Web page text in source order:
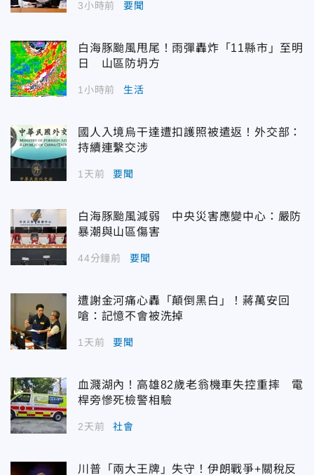
3小時前 要聞
白海豚颱風甩尾！雨彈轟炸「11縣市」至明
日 山區防坍方
1小時前 生活
國人入境烏干達遭扣護照被遣返！外交部：
持續連繫交涉
1天前 要聞
白海豚颱風減弱 中央災害應變中心：嚴防
暴潮與山區傷害
44分鐘前 要聞
遭謝金河痛心轟「顛倒黑白」！蔣萬安回
嗆：記憶不會被洗掉
1天前 要聞
血濺湖內！高雄82歲老翁機車失控重摔 電
桿旁慘死檢警相驗
2天前 社會
川普「兩大王牌」失守！伊朗戰爭+關稅反